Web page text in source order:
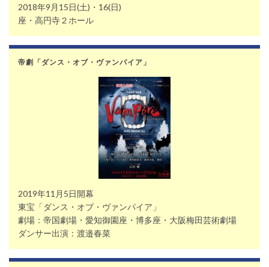
2018年9月15日(土)・16(日)
座・高円寺２ホール
帝劇「ダンス・オブ・ヴァンパイア」
2019年11月5日開幕
東宝「ダンス・オブ・ヴァンパイア」
劇場：帝国劇場・愛知御園座・博多座・大阪梅田芸術劇場
ダンサー出演：渡邉春菜